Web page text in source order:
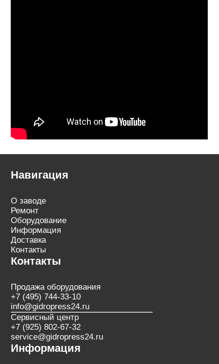
Навигация
О заводе
Ремонт
Оборудование
Информация
Доставка
Контакты
Контакты
Продажа оборудования
+7 (495) 744-33-10
info@gidropress24.ru
Сервисный центр
+7 (925) 802-67-32
service@gidropress24.ru
Информация